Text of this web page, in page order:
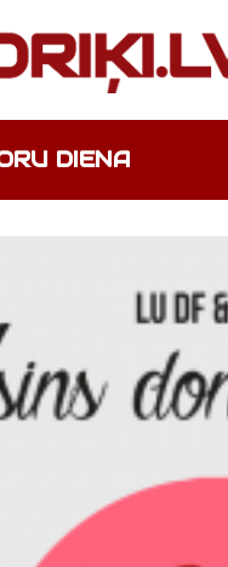
DIENA